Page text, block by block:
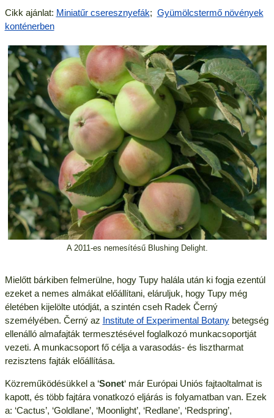
Cikk ajánlat: Miniatűr cseresznyefák; Gyümölcstermő növények
konténerben
A 2011-es nemesítésű Blushing Delight.
Mielőtt bárkiben felmerülne, hogy Tupy halála után ki fogja ezentúl
ezeket a nemes almákat előállítani, eláruljuk, hogy Tupy még
életében kijelölte utódját, a szintén cseh Radek Černý
személyében. Černý az Institute of Experimental Botanybetegség
ellenálló almafajták termesztésével foglalkozó munkacsoportját
vezeti. A munkacsoport fő célja a varasodás- és lisztharmat
rezisztens fajták előállítása.
Közreműködésükkel a ‘Sonet‘ már Európai Uniós fajtaoltalmat is
kapott, és több fajtára vonatkozó eljárás is folyamatban van. Ezek
a: ‘Cactus’, ‘Goldlane’, ‘Moonlight’, ‘Redlane’, ‘Redspring’,